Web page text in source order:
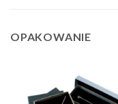
OPAKOWANIE